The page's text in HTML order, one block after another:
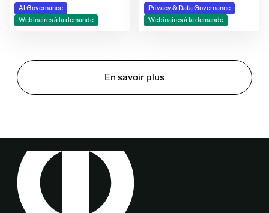
maîtrise des risques ?
AI Governance
Webinaires à la demande
EuroPrivacy
Privacy & Data Governance
Webinaires à la demande
En savoir plus